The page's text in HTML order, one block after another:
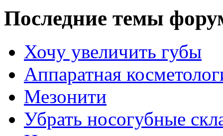
Последние темы
Хочу увеличить губы
Аппаратная
Мезонити
Убрать носогубные